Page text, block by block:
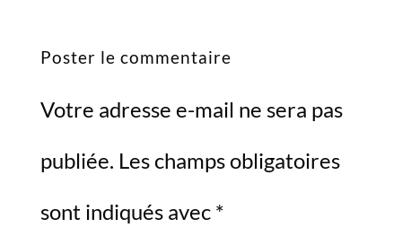
Poster le commentaire
Votre adresse e-mail ne sera pas
publiée. Les champs obligatoires
sont indiqués avec *